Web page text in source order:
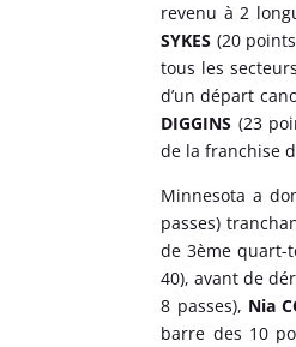
revenu à 2
SYKES (20
tous les
d’un départ
DIGGINS (23
de la franchise
Minnesota a
passes)
de 3ème quart-
40), avant de
8 passes), Nia
barre des 10